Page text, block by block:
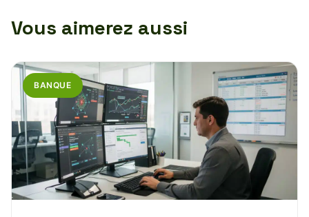
Vous aimerez aussi
BANQUE